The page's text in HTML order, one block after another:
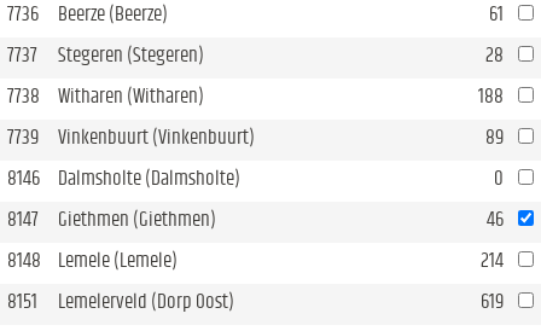
7736
Beerze (Beerze)
61
7737
Stegeren (Stegeren)
28
7738
Witharen (Witharen)
188
7739
Vinkenbuurt (Vinkenbuurt)
89
8146
Dalmsholte (Dalmsholte)
0
8147
Giethmen (Giethmen)
46
8148
Lemele (Lemele)
214
8151
Lemelerveld (Dorp Oost)
619